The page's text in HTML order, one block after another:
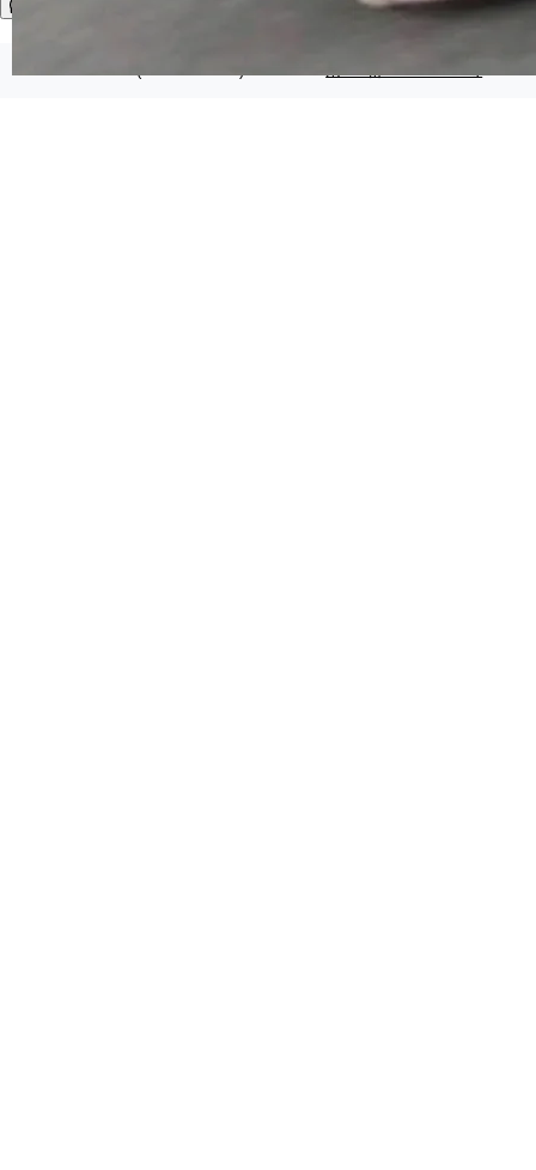
件之中，形成高度复杂的知识关联网络。传统的